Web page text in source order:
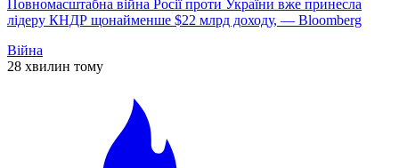
Повномасштабна війна Росії проти України вже принесла
лідеру КНДР щонайменше $22 млрд доходу, — Bloomberg
Війна
28 хвилин тому